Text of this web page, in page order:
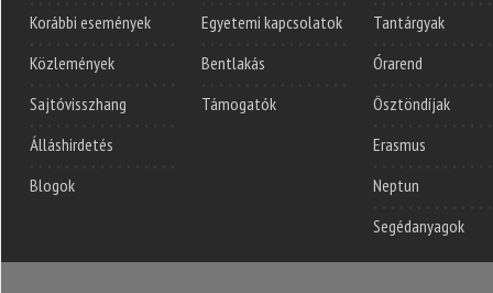
Korábbi események
Közlemények
Sajtóvisszhang
Álláshirdetés
Blogok
Egyetemi kapcsolatok
Bentlakás
Támogatók
Tantárgyak
Órarend
Ösztöndíjak
Erasmus
Neptun
Segédanyagok